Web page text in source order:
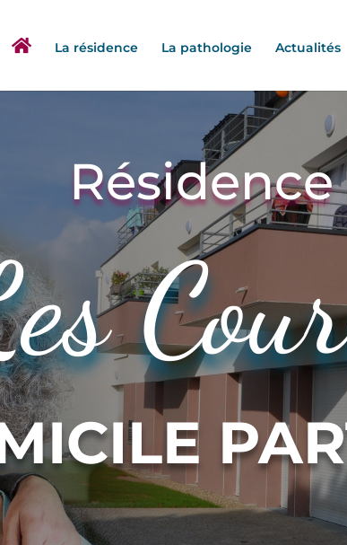
La résidence La pathologie Actualités
Résidence